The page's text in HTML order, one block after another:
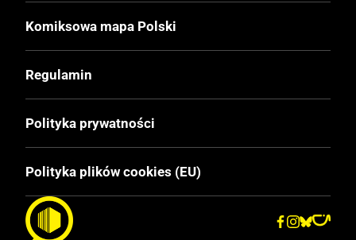
Komiksowa mapa Polski
Regulamin
Polityka prywatności
Polityka plików cookies (EU)